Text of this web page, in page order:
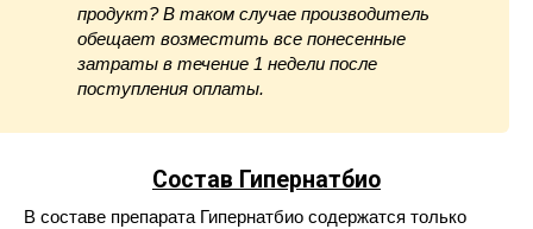
продукт? В таком случае производитель
обещает возместить все понесенные
затраты в течение 1 недели после
поступления оплаты.
Состав Гипернатбио
В составе препарата Гипернатбио содержатся только